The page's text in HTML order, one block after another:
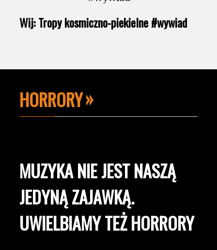
Wij: Tropy kosmiczno-piekielne #wywiad
HORRORY
MUZYKA NIE JEST NASZĄ
JEDYNĄ ZAJAWKĄ.
UWIELBIAMY TEŻ HORRORY